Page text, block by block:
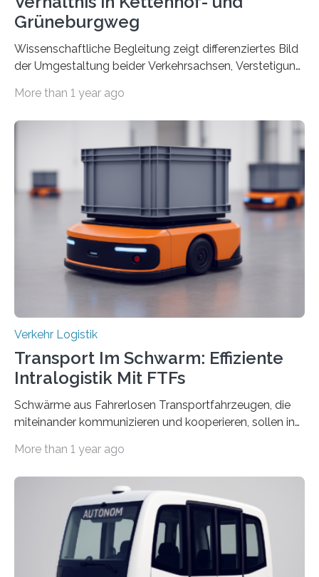
Grüneburgweg
Wissenschaftliche Begleitung zeigt differenziertes Bild
der Umgestaltung beider Verkehrsachsen, Verstetigung
fördern sowie die Wohn- und Aufenthaltsqualität zu
an der Achse Kettenhofweg/Robert-Mayer-Straße
durch. Wie diese angenommen werden und was sie
bewirken, haben Forscher*innen der Frankfurt University
of Applied Sciences (Frankfurt UAS) untersucht und
ziehen insgesamt eine positive Bilanz. Gemeinsam mit
Vertreter*innen der Stadt Frankfurt stellten sie am 15.
Mai 2025…
More than 1 year ago
Verkehr Logistik
Transport Im Schwarm: Effiziente
Intralogistik Mit FTFs
Schwärme aus Fahrerlosen Transportfahrzeugen, die
miteinander kommunizieren und kooperieren, sollen in
An dieser innovativen Idee arbeiten Forschende aus
das Fraunhofer Institut für Integrierte Schaltungen IIS
die kommunikationstechnische Umsetzung erforscht,
untersucht das IPH – Institut für Integrierte Produktion
Hannover gGmbH anhand von
Materialflusssimulationen, ob die dezentrale Steuerung
More than 1 year ago